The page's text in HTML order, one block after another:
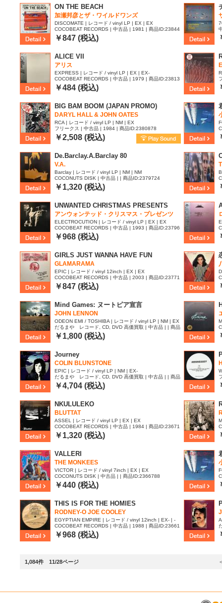
ON THE BEACH
加瀬邦彦とザ・ワイルドワンズ
DISCOMATE | レコード / vinyl LP | EX | EX
COCOBEAT RECORDS | 中古品 | 1981 | 商品ID:23844
35
￥847 (税込)
ALICE VII
アリス
EXPRESS | レコード / vinyl LP | EX | EX-
COCOBEAT RECORDS | 中古品 | 1979 | 商品ID:23813
67
￥484 (税込)
BIG BAM BOOM (JAPAN PROMO)
DARYL HALL & JOHN OATES
RCA | レコード / vinyl LP | NM | EX
フリークス | 中古品 | 1984 | 商品ID:2380878
￥2,508 (税込)
De.Barclay.A.Barclay 80
V.A.
Barclay | レコード / vinyl LP | NM | NM
COCONUTS DISK | 中古品 | | 商品ID:2379724
￥1,320 (税込)
UNWANTED CHRISTMAS PRESENTS
アンウォンテッド・クリスマス・プレゼンツ
ELECTROCUTION | レコード / vinyl LP | EX | EX
COCOBEAT RECORDS | 中古品 | 1993 | 商品ID:23796
17
￥968 (税込)
GIRLS JUST WANNA HAVE FUN
GLAMARAMA
EPIC | レコード / vinyl 12inch | EX | EX
COCOBEAT RECORDS | 中古品 | 2003 | 商品ID:23771
83
￥847 (税込)
Mind Games: ヌートピア宣言
JOHN LENNON
ODEON EMI / TOSHIBA | レコード / vinyl LP | NM | EX
だるまや レコード, CD, DVD 高価買取 | 中古品 | | 商品
ID:2375910
￥1,800 (税込)
Journey
COLIN BLUNSTONE
EPIC | レコード / vinyl LP | NM | EX-
だるまや レコード, CD, DVD 高価買取 | 中古品 | | 商品
ID:2369082
￥4,704 (税込)
NKULULEKO
BLUTTAT
ASSEL | レコード / vinyl LP | EX | EX
COCOBEAT RECORDS | 中古品 | 1984 | 商品ID:23671
12
￥1,320 (税込)
VALLERI
THE MONKEES
VICTOR | レコード / vinyl 7inch | EX | EX
COCONUTS DISK | 中古品 | | 商品ID:2366788
￥440 (税込)
THIS IS FOR THE HOMIES
RODNEY-O JOE COOLEY
EGYPTIAN EMPIRE | レコード / vinyl 12inch | EX- | -
COCOBEAT RECORDS | 中古品 | 1988 | 商品ID:23661
87
￥968 (税込)
1,084件 11/28ページ